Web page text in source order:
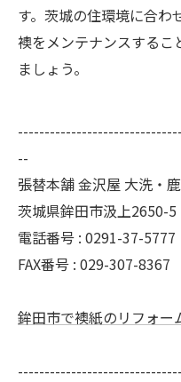
す。茨城の住環境に合わ
襖をメンテナンスするこ
ましょう。
--
張替本舗 金沢屋 大洗・
茨城県鉾田市汲上2650-5
電話番号 : 0291-37-5777
FAX番号 : 029-307-8367
鉾田市で襖紙のリフォー